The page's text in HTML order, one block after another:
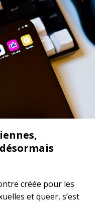
créée pour les
et queer, s’est